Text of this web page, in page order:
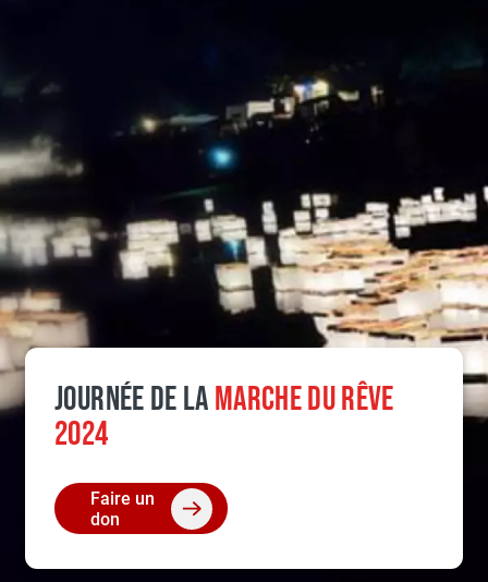
JOURNÉE DE LAMARCHE DU RÊVE
2024
Faire un
don